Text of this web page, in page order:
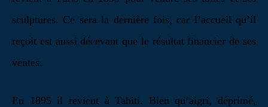
sculptures. Ce sera la dernière fois, car l’accueil qu’il
reçoit est aussi décevant que le résultat financier de ses
ventes.
En 1895 il revient à Tahiti. Bien qu’aigri, déprimé,